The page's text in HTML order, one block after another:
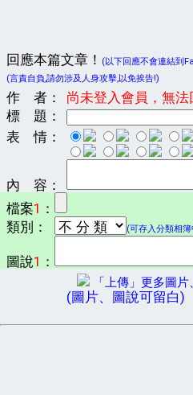
回應本篇文章！
(以下回應不會連結到
(言責自負,請勿涉及人身攻擊,以免挨告!)
作 者：
尚未登入會員，無法
標 題：
表 情：
內 容：
檔案1 ：
類別：
(可存入分類相簿
圖說1 ：
「上傳」更多圖片
(圖片、圖說可留白)